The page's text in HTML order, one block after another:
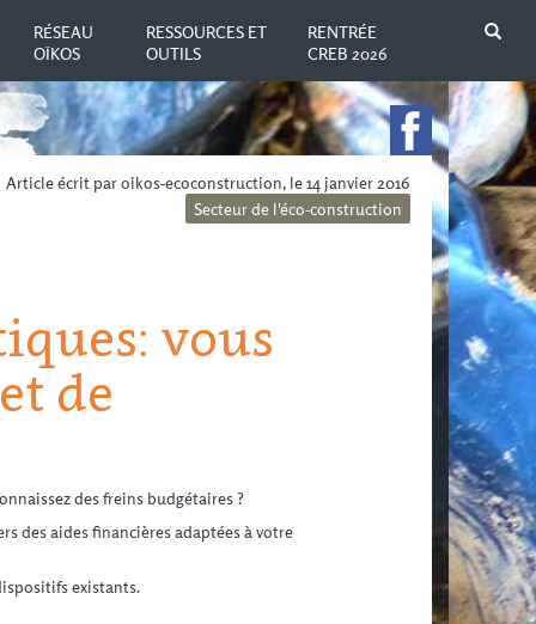
RÉSEAU
OÏKOS
RESSOURCES ET
OUTILS
RENTRÉE
CREB 2026
Article écrit par oikos-ecoconstruction, le 14 janvier 2016
Secteur de l'éco-construction
vous
de
des freins budgétaires ?
des aides financières adaptées à votre
existants.